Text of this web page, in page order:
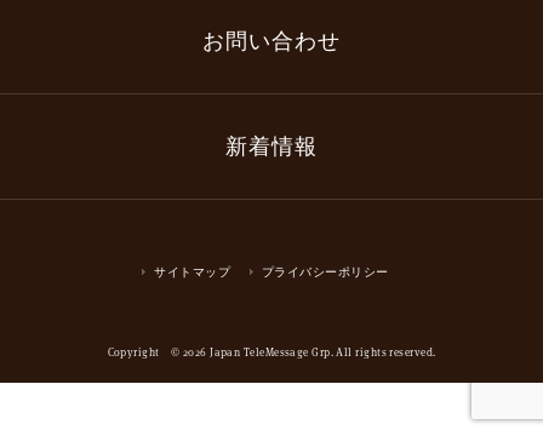
お問い合わせ
新着情報
サイトマップ プライバシーポリシー
Copyright © 2026 Japan TeleMessage Grp. All rights reserved.